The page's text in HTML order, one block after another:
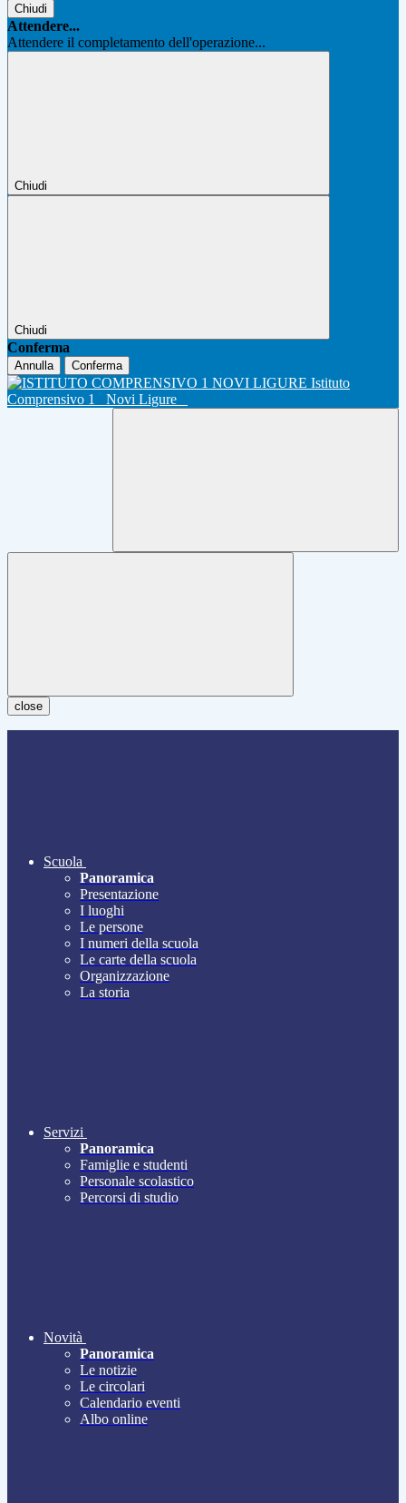
Chiudi
Attendere...
Attendere il completamento dell'operazione...
Chiudi
Chiudi
Conferma
Annulla Conferma
Istituto
Comprensivo 1
Novi Ligure
close
Scuola
Panoramica
Presentazione
I luoghi
Le persone
I numeri della scuola
Le carte della scuola
Organizzazione
La storia
Servizi
Panoramica
Famiglie e studenti
Personale scolastico
Percorsi di studio
Novità
Panoramica
Le notizie
Le circolari
Calendario eventi
Albo online